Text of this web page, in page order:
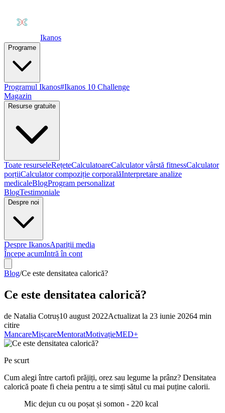
Ikanos
Programe
Programul Ikanos#Ikanos 10 Challenge
Magazin
Resurse gratuite
Toate resurseleRețeteCalculatoareCalculator vârstă fitnessCalculator
porțiiCalculator compoziție corporalăInterpretare analize
medicaleBlogProgram personalizat
BlogTestimoniale
Despre noi
Despre IkanosApariții media
Începe acumIntră în cont
Blog/Ce este densitatea calorică?
Ce este densitatea calorică?
de Natalia Cotruș10 august 2022Actualizat la 23 iunie 20264 min
citire
MancareMișcareMentoratMotivațieMED+
Pe scurt
Cum alegi între cartofi prăjiți, orez sau legume la prânz? Densitatea
calorică poate fi cheia pentru a te simți sătul cu mai puține calorii.
Mic dejun cu ou poșat și somon - 220 kcal